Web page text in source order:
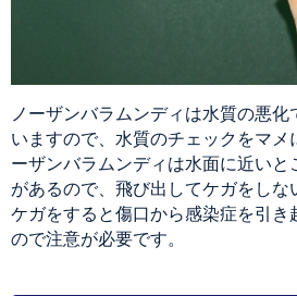
ノーザンバラムンディは水質の悪化
いますので、水質のチェックをマメ
ーザンバラムンディは水面に近いと
があるので、飛び出してケガをしな
ケガをすると傷口から感染症を引き
ので注意が必要です。